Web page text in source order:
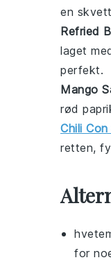
en skvett
Refried
laget
perfekt.
Mango
rød
Chili Con
retten,
for